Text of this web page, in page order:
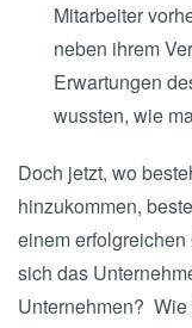
Mitarbeiter
neben ihrem
Erwartungen
wussten, wie
Doch jetzt, wo
hinzukommen,
einem
sich das
Unternehmen?